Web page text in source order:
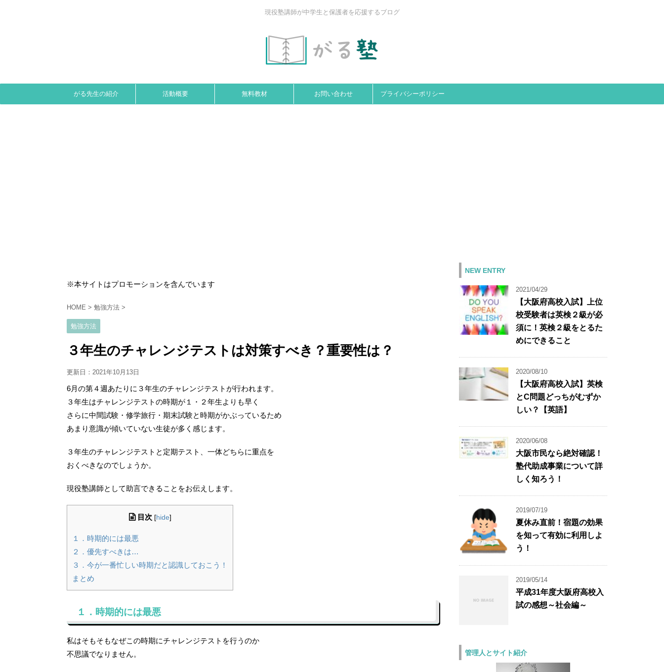
現役塾講師が中学生と保護者を応援するブログ
がる先生の紹介 活動概要 無料教材 お問い合わせ プライバシーポリシー
※本サイトはプロモーションを含んでいます
HOME > 勉強方法 >
勉強方法
３年生のチャレンジテストは対策すべき？重要性は？
更新日： 2021年10月13日
6月の第４週あたりに３年生のチャレンジテストが行われます。
３年生はチャレンジテストの時期が１・２年生よりも早く
さらに中間試験・修学旅行・期末試験と時期がかぶっているため
あまり意識が傾いていない生徒が多く感じます。
３年生のチャレンジテストと定期テスト、一体どちらに重点を
おくべきなのでしょうか。
現役塾講師として助言できることをお伝えします。
目次 [hide]
１．時期的には最悪
２．優先すべきは…
３．今が一番忙しい時期だと認識しておこう！
まとめ
１．時期的には最悪
私はそもそもなぜこの時期にチャレンジテストを行うのか
不思議でなりません。
NEW ENTRY
2021/04/29
【大阪府高校入試】上位
校受験者は英検２級が必
須に！英検２級をとるた
めにできること
2020/08/10
【大阪府高校入試】英検
とC問題どっちがむずか
しい？【英語】
2020/06/08
大阪市民なら絶対確認！
塾代助成事業について詳
しく知ろう！
2019/07/19
夏休み直前！宿題の効果
を知って有効に利用しよ
う！
2019/05/14
平成31年度大阪府高校入
試の感想～社会編～
管理人とサイト紹介